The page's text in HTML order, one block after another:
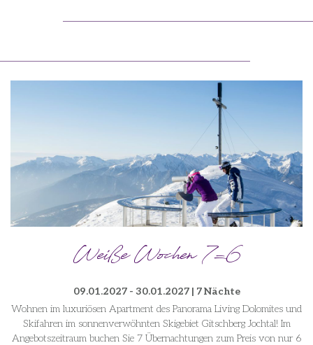
Weiße Wochen 7=6
09.01.2027 - 30.01.2027 | 7 Nächte
Wohnen im luxuriösen Apartment des Panorama Living Dolomites und
Skifahren im sonnenverwöhnten Skigebiet Gitschberg Jochtal! Im
Angebotszeitraum buchen Sie 7 Übernachtungen zum Preis von nur 6